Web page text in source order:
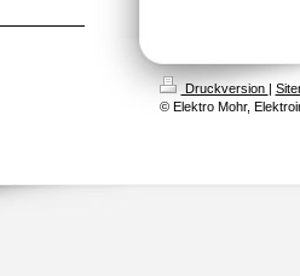
Druckversion |
© Elektro Mohr,